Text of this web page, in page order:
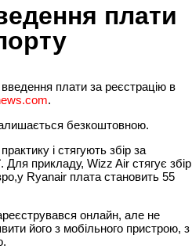
плати
плати за реєстрацію в
.
безкоштовною.
і стягують збір за
Для прикладу, Wizz Air стягує збір
Ryanair плата становить 55
онлайн, але не
його з мобільного пристрою, з